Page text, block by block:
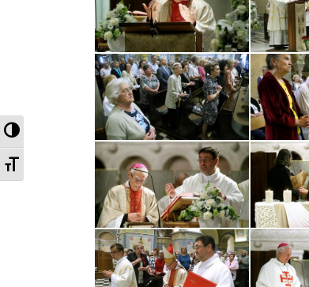
Nagy kontraszt váltása
Betűméret váltása